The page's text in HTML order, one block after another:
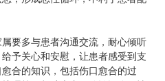
要多与患者沟通交流，耐心倾听
予关心和安慰，让患者感受到支
合的知识，包括伤口愈合的过